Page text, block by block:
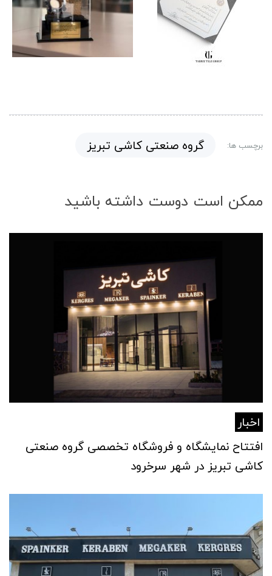
برچسب ها: گروه صنعتی کاشی تبریز
ممکن است دوست داشته باشید
اخبار
افتتاح نمایشگاه و فروشگاه تخصصی گروه صنعتی
کاشی تبریز در شهر سرخرود